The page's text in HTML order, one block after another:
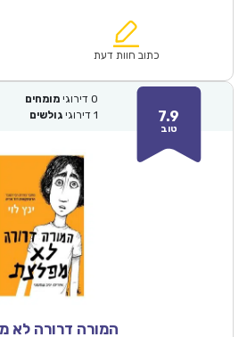
₪67.00.
הוא:
כתוב חוות דעת
7.9
טוב
0 דירוגי מומחים
1 דירוגי גולשים
המורה דרורה לא